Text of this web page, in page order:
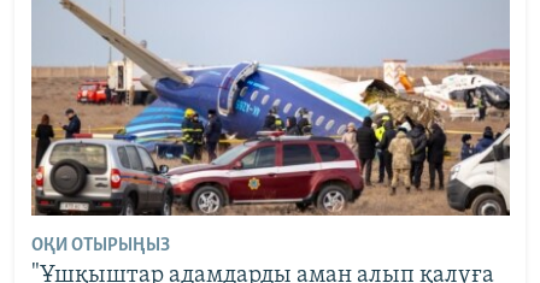
ОҚИ ОТЫРЫҢЫЗ
"Ұшқыштар адамдарды аман алып қалуға